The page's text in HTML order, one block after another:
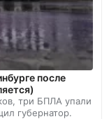
после
три БПЛА упали
губернатор.